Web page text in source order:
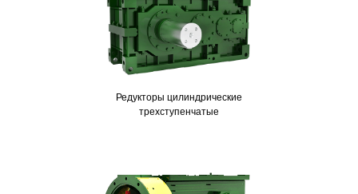
Редукторы цилиндрические
трехступенчатые